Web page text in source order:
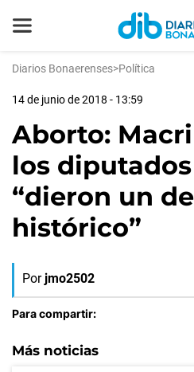
Diarios Bonaerenses>Política
14 de junio de 2018 - 13:59
Aborto:
los
“dieron un
histórico”
Por jmo2502
Para compartir:
Más noticias